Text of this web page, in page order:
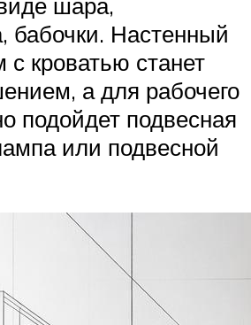
бабочки. Настенный
с кроватью станет
а для рабочего
подойдет подвесная
или подвесной